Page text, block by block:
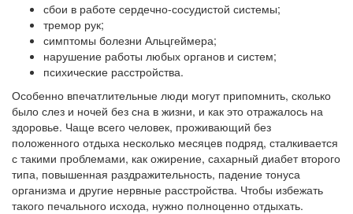
сбои в работе сердечно-сосудистой системы;
тремор рук;
симптомы болезни Альцгеймера;
нарушение работы любых органов и систем;
психические расстройства.
Особенно впечатлительные люди могут припомнить, сколько
было слез и ночей без сна в жизни, и как это отражалось на
здоровье. Чаще всего человек, проживающий без
положенного отдыха несколько месяцев подряд, сталкивается
с такими проблемами, как ожирение, сахарный диабет второго
типа, повышенная раздражительность, падение тонуса
организма и другие нервные расстройства. Чтобы избежать
такого печального исхода, нужно полноценно отдыхать.